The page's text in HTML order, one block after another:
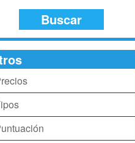
Buscar